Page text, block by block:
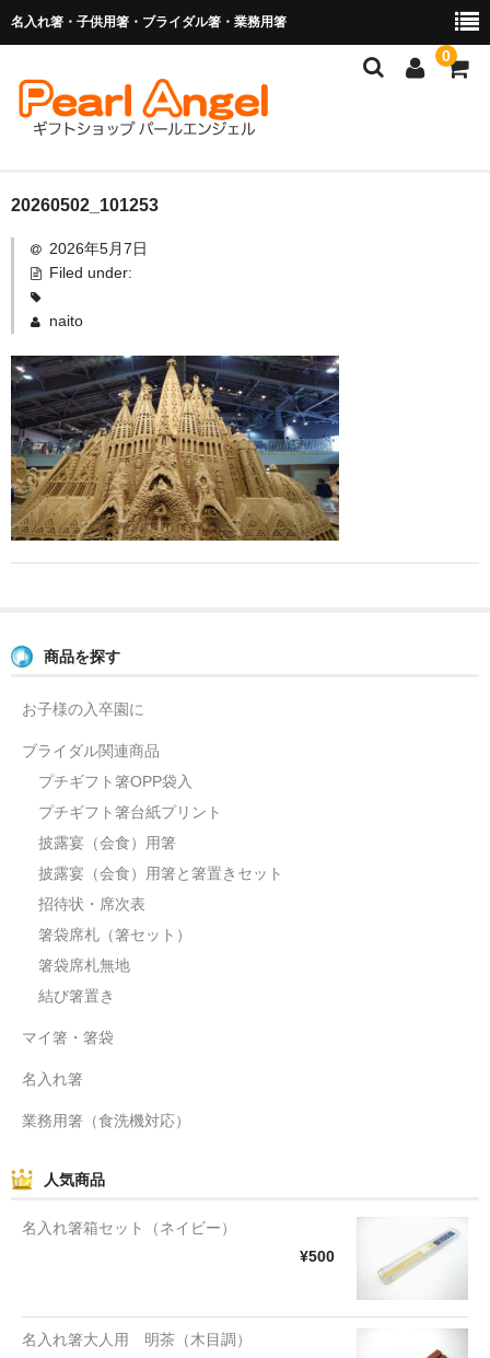
名入れ箸・子供用箸・ブライダル箸・業務用箸
0
商品を探す
お子様の入卒園に
業務用箸（食洗機対応）
マイ箸・箸袋
ご利用ガイド
よくあるご質問
20260502_101253
2026年5月7日
Filed under:
naito
商品を探す
お子様の入卒園に
ブライダル関連商品
プチギフト箸OPP袋入
プチギフト箸台紙プリント
披露宴（会食）用箸
披露宴（会食）用箸と箸置きセット
招待状・席次表
箸袋席札（箸セット）
箸袋席札無地
結び箸置き
マイ箸・箸袋
名入れ箸
業務用箸（食洗機対応）
人気商品
名入れ箸箱セット（ネイビー）
¥500
名入れ箸大人用 明茶（木目調）